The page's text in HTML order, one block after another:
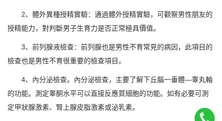
2、體外異種授精實驗：通過體外授精實驗，可觀察男性朋友的
授精能力，對判斷男子生育力是否正常極具價值。
3、前列腺液檢查：前列腺也是男性不育常見的病因，此項目的
檢查也是男性不育很重要的檢查項目。
4、內分泌檢查。內分泌檢查，主要了解下丘腦一垂體—睾丸軸
的功能。測定睾酮水平可以直接反應質細胞的功能。如有必要可測
定甲狀腺激素、腎上腺皮脂激素或泌乳素。